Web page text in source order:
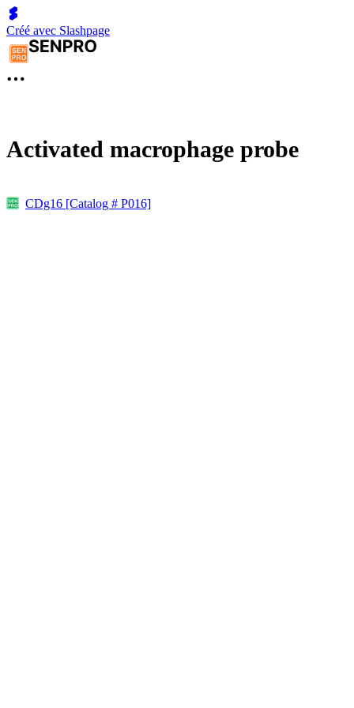
Créé avec Slashpage
Activated macrophage probe
CDg16 [Catalog # P016]